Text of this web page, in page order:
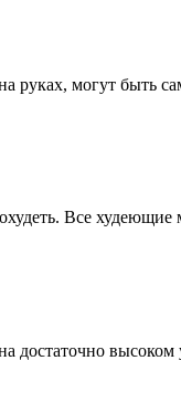
руках, могут быть
Все
достаточно